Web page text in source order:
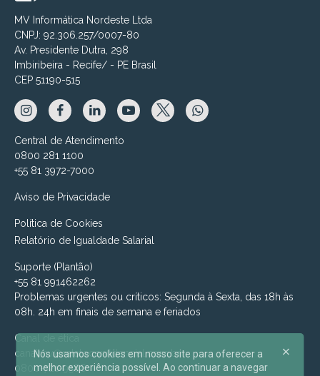
MV Informática Nordeste Ltda
CNPJ: 92.306.257/0007-80
Av. Presidente Dutra, 298
Imbiribeira - Recife/ - PE Brasil
CEP 51190-515
Central de Atendimento
0800 281 1100
+55 81 3972-7000
Aviso de Privacidade
Política de Cookies
Relatório de Igualdade Salarial
Suporte (Plantão)
+55 81 991462262
Problemas urgentes ou críticos: Segunda à Sexta, das 18h às
08h. 24h em finais de semana e feriados
Canal de ética
canalmv@relatoconfidencial.com.br
0800-721-9588
Nós usamos cookies em nosso site para oferecer a
melhor experiência possível. Ao continuar a navegar